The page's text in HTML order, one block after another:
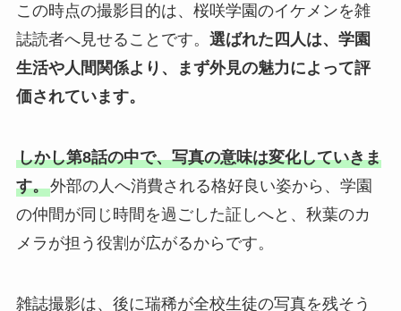
この時点の撮影目的は、桜咲学園のイケメンを雑
誌読者へ見せることです。 選ばれた四人は、学園
生活や人間関係より、まず外見の魅力によって評
価されています。
しかし第8話の中で、写真の意味は変化していきま
す。外部の人へ消費される格好良い姿から、学園
の仲間が同じ時間を過ごした証しへと、秋葉のカ
メラが担う役割が広がるからです。
雑誌撮影は、後に瑞稀が全校生徒の写真を残そう